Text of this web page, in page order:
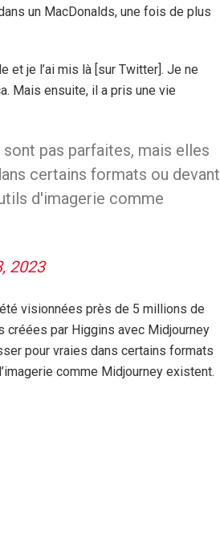
un MacDonalds, une fois de plus
et je l’ai mis là [sur Twitter]. Je ne
Mais ensuite, il a pris une vie
pas parfaites, mais elles
certains formats ou devant
d'imagerie comme
2023
visionnées près de 5 millions de
par Higgins avec Midjourney
pour vraies dans certains formats
comme Midjourney existent.